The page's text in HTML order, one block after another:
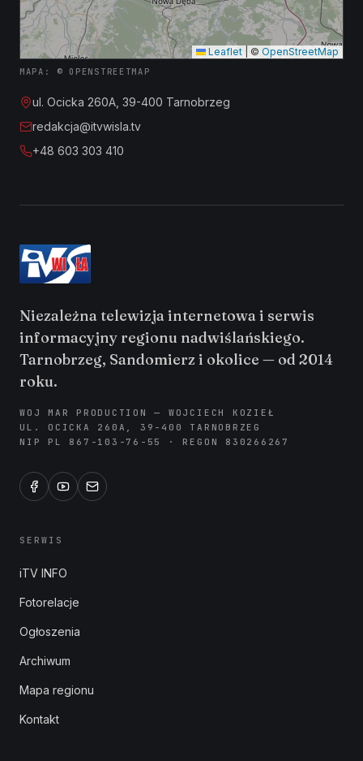
Leaflet © OpenStreetMap
MAPA: © OPENSTREETMAP
ul. Ocicka 260A, 39-400 Tarnobrzeg
redakcja@itvwisla.tv
+48 603 303 410
Niezależna telewizja internetowa i serwis
informacyjny regionu nadwiślańskiego.
Tarnobrzeg, Sandomierz i okolice — od 2014
roku.
WOJ MAR PRODUCTION — WOJCIECH KOZIEŁ
UL. OCICKA 260A, 39-400 TARNOBRZEG
NIP PL 867-103-76-55 · REGON 830266267
SERWIS
iTV INFO
Fotorelacje
Ogłoszenia
Archiwum
Mapa regionu
Kontakt